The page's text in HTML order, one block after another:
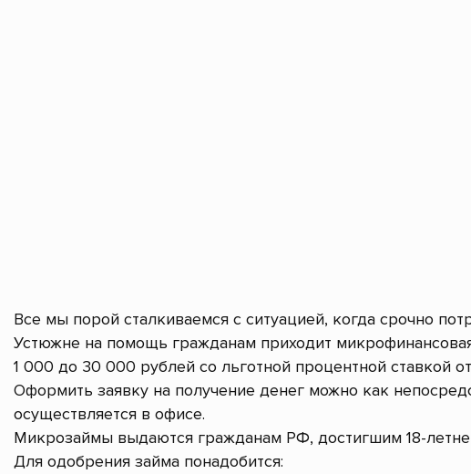
Все мы порой сталкиваемся с ситуацией, когда срочно
Устюжне на помощь гражданам приходит
1 000 до 30 000 рублей со льготной процентной ставкой
Оформить заявку на получение денег можно как
осуществляется в офисе.
Микрозаймы выдаются гражданам РФ, достигшим 18-
Для одобрения займа понадобится: